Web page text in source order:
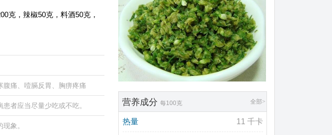
克，辣椒50克，料酒50克，
腹痛、噎膈反胃、胸痹疼痛
者应当尽量少吃或不吃。
象。
营养成分 每100克 全部>
热量 11 千卡